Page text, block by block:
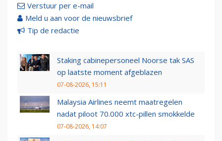
Verstuur per e-mail
Meld u aan voor de nieuwsbrief
Tip de redactie
Staking cabinepersoneel Noorse tak SAS
op laatste moment afgeblazen
07-08-2026, 15:11
Malaysia Airlines neemt maatregelen
nadat piloot 70.000 xtc-pillen smokkelde
07-08-2026, 14:07